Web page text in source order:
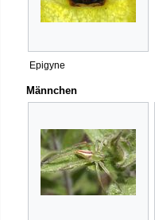
Epigyne
Männchen